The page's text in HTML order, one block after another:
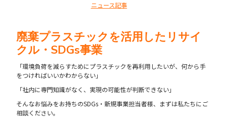
ニュース記事
廃棄プラスチックを活用したリサイ
クル・SDGs事業
「環境負荷を減らすためにプラスチックを再利用したいが、何から手
をつければいいかわからない」
「社内に専門知識がなく、実現の可能性が判断できない」
そんなお悩みをお持ちのSDGs・新規事業担当者様、まずは私たちにご
相談ください。